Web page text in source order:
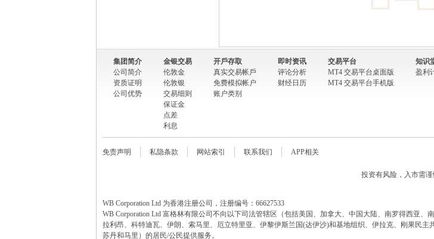
集团简介
公司简介
资质证明
公司优势
金银交易
伦敦金
伦敦银
交易细则
保证金
点差
利息
开戶存取
真实交易帐戶
免费模拟帐户
账户类别
即时资讯
评论分析
财经日历
交易平台
MT4 交易平台桌面版
MT4 交易平台手机版
知识
盈利
免责声明 私隐条款 网站索引 联系我们 APP相关
投资有风险，入市需
WB Corporation Ltd 为香港注册公司，注册编号：66627533
WB Corporation Ltd 富格林有限公司不向以下司法管辖区（包括美国、加拿大、中国大陆、南罗得西亚
拉利昂、科特迪瓦、伊朗、索马里、厄立特里亚、伊黎伊斯兰国(达伊沙)和基地组织、伊拉克、刚果民
苏丹和马里）的居民/公民提供服务。